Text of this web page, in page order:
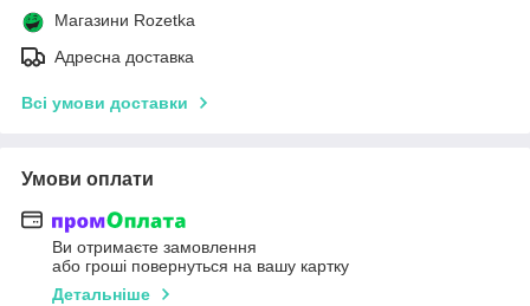
Магазини Rozetka
Адресна доставка
Всі умови доставки
Умови оплати
Ви отримаєте замовлення
або гроші повернуться на вашу картку
Детальніше